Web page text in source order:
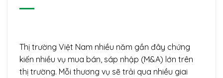
Thị trường Việt Nam nhiều năm gần đây chứng
kiến nhiều vụ mua bán, sáp nhập (M&A) lớn trên
thị trường. Mỗi thương vụ sẽ trải qua nhiều giai